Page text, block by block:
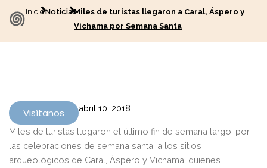
InicioNoticiasMiles de turistas llegaron a Caral, Áspero y
Vichama por Semana Santa
Visítanos abril 10, 2018
Miles de turistas llegaron el último fin de semana largo, por
las celebraciones de semana santa, a los sitios
arqueológicos de Caral, Áspero y Vichama; quienes